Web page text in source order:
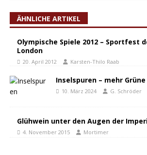
ÄHNLICHE ARTIKEL
Olympische Spiele 2012 – Sportfest
London
20. April 2012 Karsten-Thilo Raab
Inselspuren – mehr
10. März 2024 G. Schröder
Glühwein unter den Augen der
4. November 2015 Mortimer